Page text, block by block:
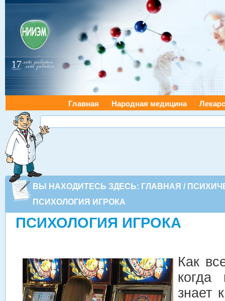
Главная Народная медицина
ВЫ НАХОДИТЕСЬ ЗДЕСЬ: ГЛАВНАЯ /
ПСИХОЛОГИЯ ИГРОКА
ПСИХОЛОГИЯ ИГРОКА
Как
когда
знает